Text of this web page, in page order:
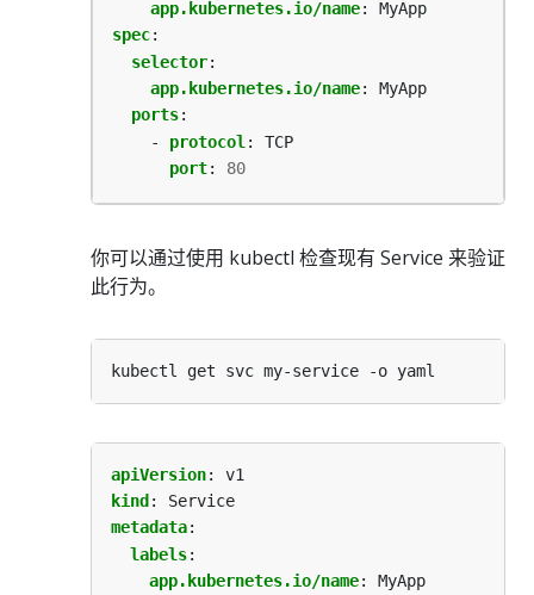
app.kubernetes.io/name:
MyApp
spec:
selector:
app.kubernetes.io/name:
MyApp
ports:
- protocol :
TCP
port: 80
你可以通过使用 kubectl 检查现有 Service 来验证
此行为。
apiVersion:
v1
kind :
Service
metadata:
labels:
app.kubernetes.io/name:
MyApp